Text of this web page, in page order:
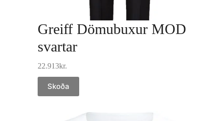
Greiff Dömubuxur MOD
svartar
22.913kr.
Skoða